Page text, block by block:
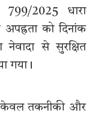
2025 धारा
को दिनांक
नेवादा से सुरक्षित
गया।
केवल तकनीकी और